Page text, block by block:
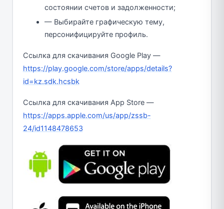
состоянии счетов и задолженности;
— Выбирайте графическую тему,
персонифицируйте профиль.
Ссылка для скачивания Google Play —
https://play.google.com/store/apps/details?
id=kz.sdk.hcsbk
Ссылка для скачивания App Store —
https://apps.apple.com/us/app/zssb-
24/id1148478653